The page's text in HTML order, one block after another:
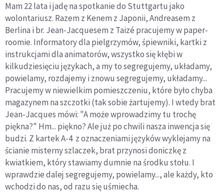
Mam 22 lata i jadę na spotkanie do Stuttgartu jako
wolontariusz. Razem z Kenem z Japonii, Andreasem z
Berlina i br. Jean-Jacquesem z Taizé pracujemy w paper-
roomie. Informatory dla pielgrzymów, śpiewniki, kartki z
instrukcjami dla animatorów, wszystko się kłębi w
kilkudziesięciu językach, a my to segregujemy, układamy,
powielamy, rozdajemy i znowu segregujemy, układamy...
Pracujemy w niewielkim pomieszczeniu, które było chyba
magazynem na szczotki (tak sobie żartujemy). I wtedy brat
Jean-Jacques mówi: "A może wprowadzimy tu trochę
piękna?" Hm... piękno? Ale już po chwili nasza inwencja się
budzi. Z kartek A-4 z oznaczeniami języków wyklejamy na
ścianie misterny szlaczek, brat przynosi doniczkę z
kwiatkiem, który stawiamy dumnie na środku stołu. I
wprawdzie dalej segregujemy, powielamy..., ale każdy, kto
wchodzi do nas, od razu się uśmiecha.